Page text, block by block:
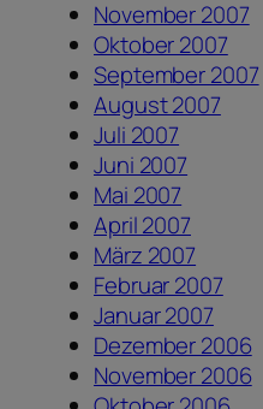
November 2007
Oktober 2007
September 2007
August 2007
Juli 2007
Juni 2007
Mai 2007
April 2007
März 2007
Februar 2007
Januar 2007
Dezember 2006
November 2006